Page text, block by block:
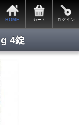
HOME カート ログイン
4錠
録
送について
表記